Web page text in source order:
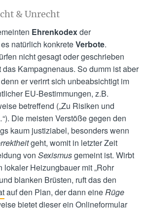
& Unrecht
Ehrenkodexder
natürlich konkreteVerbote.
nicht gesagt oder geschrieben
Kampagnenaus. So dumm ist aber
er verirrt sich unbeabsichtigt im
EU-Bestimmungen, z.B.
betreffend („Zu Risiken und
Die meisten Verstöße gegen den
kaum justiziabel, besonders wenn
geht, womit in letzter Zeit
von Sexismusgemeint ist. Wirbt
lokaler Heizungbauer mit „Rohr
blanken Brüsten, ruft das den
auf den Plan, der dann eineRüge
bietet dieser ein Onlineformular